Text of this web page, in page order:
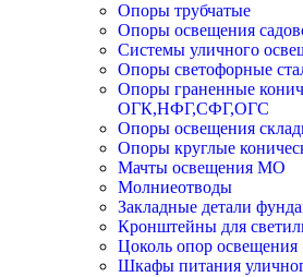
Опоры трубчатые
Опоры освещения
Системы уличного
Опоры светофорные
Опоры граненные
ОГК,НФГ,СФГ,ОГС
Опоры освещения
Опоры круглые
Мачты освещения МО
Молниеотводы
Закладные детали
Кронштейны для
Цоколь опор освещения
Шкафы питания